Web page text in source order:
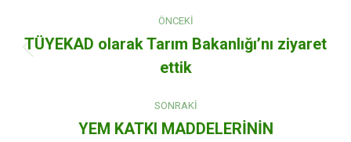
navigation
ÖNCEKI
post:
TÜYEKAD olarak Tarım Bakanlığı’nı ziyaret
ettik
SONRAKI
YEM KATKI MADDELERİNİN